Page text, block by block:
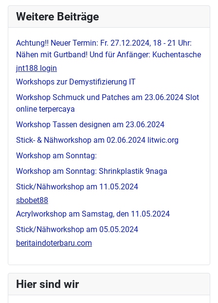
Weitere Beiträge
Achtung!! Neuer Termin: Fr. 27.12.2024, 18 - 21 Uhr:
Nähen mit Gurtband! Und für Anfänger: Kuchentasche
jnt188 login
Workshops zur Demystifizierung IT
Workshop Schmuck und Patches am 23.06.2024 Slot
online terpercaya
Workshop Tassen designen am 23.06.2024
Stick- & Nähworkshop am 02.06.2024 litwic.org
Workshop am Sonntag:
Workshop am Sonntag: Shrinkplastik 9naga
Stick/Nähworkshop am 11.05.2024
sbobet88
Acrylworkshop am Samstag, den 11.05.2024
Stick/Nähworkshop am 05.05.2024
beritaindoterbaru.com
Hier sind wir